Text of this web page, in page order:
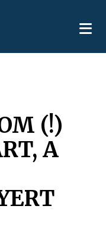
(!)
A